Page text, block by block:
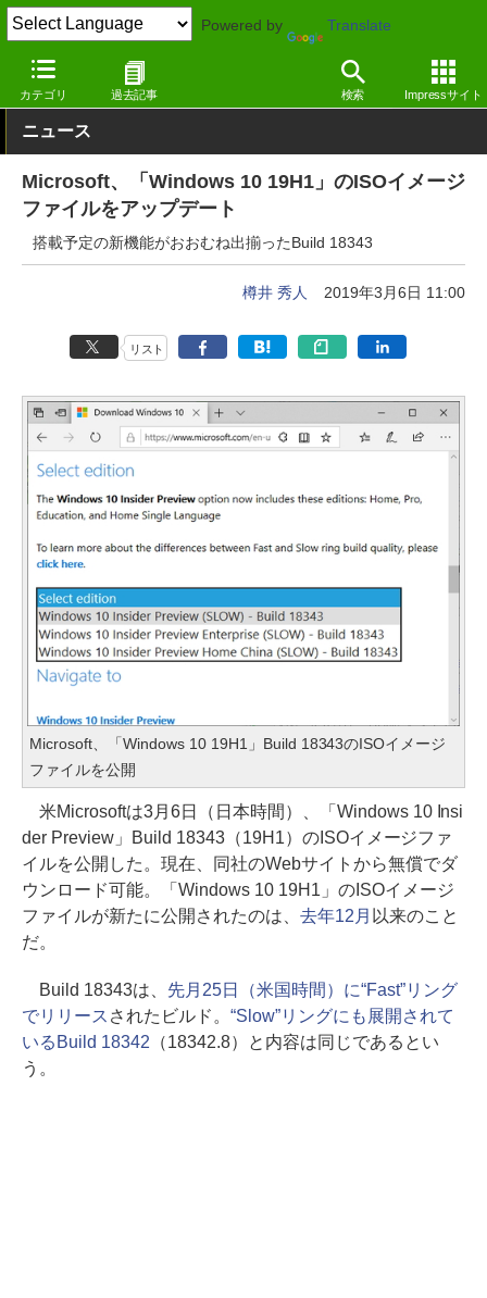
Powered by Translate
カテゴリ 過去記事 検索 Impressサイト
窓の杜 システム・ファイル Windows
ニュース
Microsoft、「Windows 10 19H1」のISOイメージ
ファイルをアップデート
搭載予定の新機能がおおむね出揃ったBuild 18343
樽井 秀人 2019年3月6日 11:00
リスト
Microsoft、「Windows 10 19H1」Build 18343のISOイメージ
ファイルを公開
米Microsoftは3月6日（日本時間）、「Windows 10 Insi
der Preview」Build 18343（19H1）のISOイメージファ
イルを公開した。現在、同社のWebサイトから無償でダ
ウンロード可能。「Windows 10 19H1」のISOイメージ
ファイルが新たに公開されたのは、 去年12月 以来のこと
だ。
Build 18343は、 先月25日（米国時間）に“Fast”リング
でリリース されたビルド。 “Slow”リングにも展開されて
いるBuild 18342 （18342.8）と内容は同じであるとい
う。